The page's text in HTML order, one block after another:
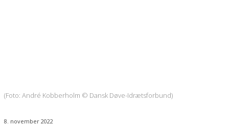
(Foto: André Kobberholm © Dansk Døve-Idrætsforbund)
8. november 2022